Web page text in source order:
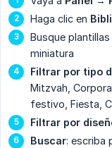
Haga clic en
Busque
miniatura
Filtrar por tipo
Mitzvah,
festivo, Fiesta,
Filtrar por
Buscar: escriba